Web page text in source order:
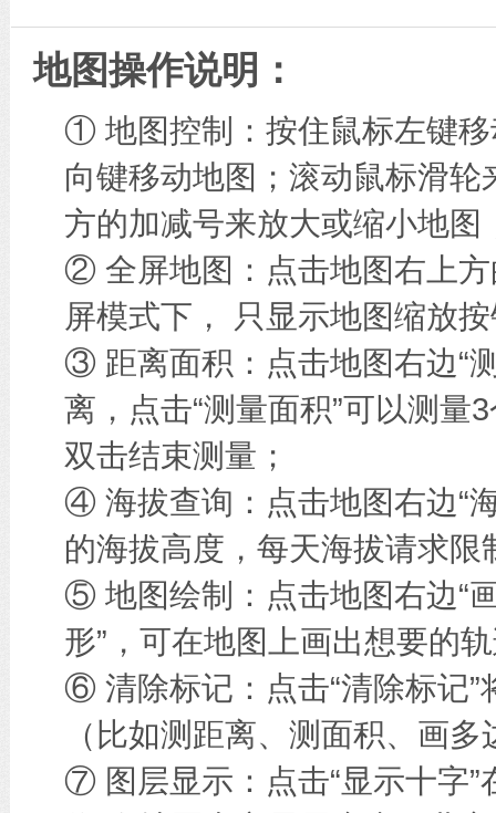
地图操作说明：
① 地图控制：按住鼠标左键
向键移动地图；滚动鼠标滑
方的加减号来放大或缩小地图
② 全屏地图：点击地图右上方
屏模式下， 只显示地图缩放
③ 距离面积：点击地图右边“
离，点击“测量面积”可以测量
双击结束测量；
④ 海拔查询：点击地图右边“
的海拔高度，每天海拔请求
⑤ 地图绘制：点击地图右边“画
形”，可在地图上画出想要的
⑥ 清除标记：点击“清除标记
（比如测距离、测面积、画多
⑦ 图层显示：点击“显示十字”